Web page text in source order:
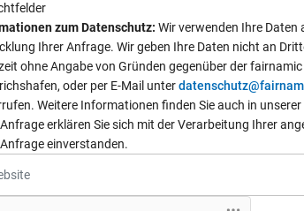
zum Datenschutz: Wir verwenden Ihre
Ihrer Anfrage. Wir geben Ihre Daten nicht an
ohne Angabe von Gründen gegenüber der
oder per E-Mail unter
Weitere Informationen finden Sie auch in
erklären Sie sich mit der Verarbeitung Ihrer
einverstanden.